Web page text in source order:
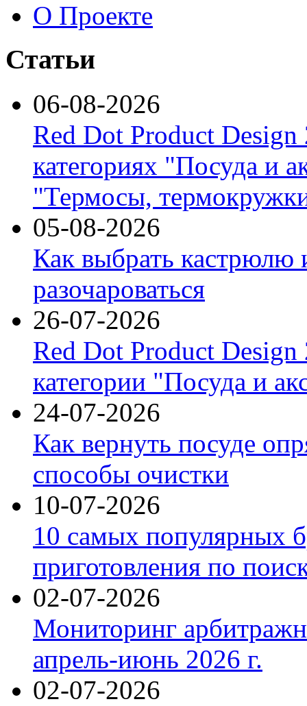
О Проекте
Статьи
06-08-2026
Red Dot Product Design
категориях "Посуда и
"Термосы,
05-08-2026
Как выбрать кастрюлю
разочароваться
26-07-2026
Red Dot Product Design
категории "Посуда и
24-07-2026
Как вернуть посуде
способы очистки
10-07-2026
10 самых популярных
приготовления по
02-07-2026
Мониторинг
апрель-июнь 2026 г.
02-07-2026